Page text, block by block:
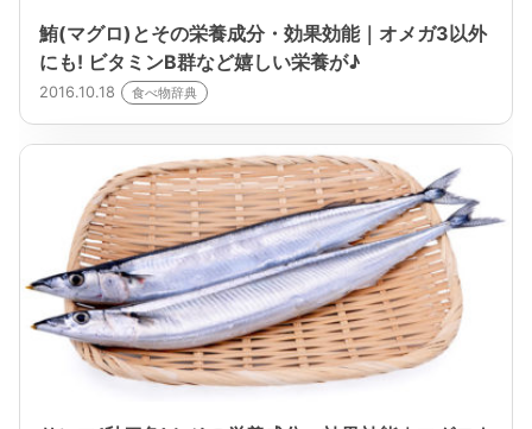
鮪(マグロ)とその栄養成分・効果効能｜オメガ3以外
にも! ビタミンB群など嬉しい栄養が♪
2016.10.18 食べ物辞典